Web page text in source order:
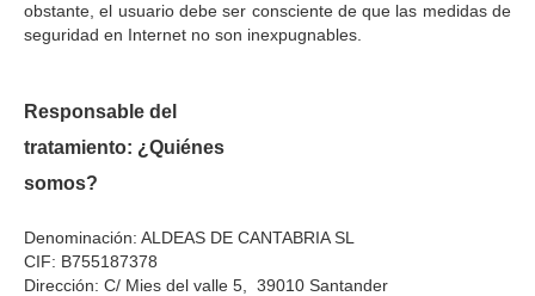
obstante, el usuario debe ser consciente de que las medidas de
seguridad en Internet no son inexpugnables.
Responsable del
tratamiento: ¿Quiénes
somos?
Denominación: ALDEAS DE CANTABRIA SL
CIF: B755187378
Dirección: C/ Mies del valle 5, 39010 Santander